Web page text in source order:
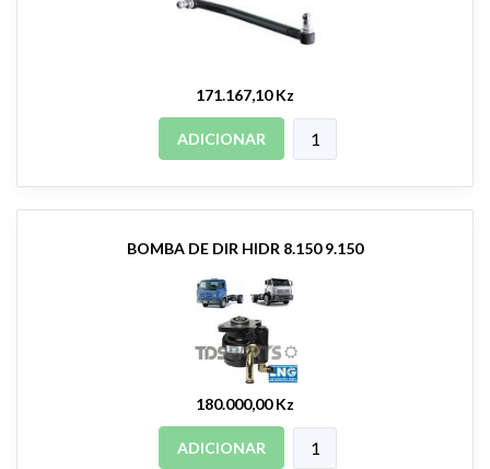
171.167,10 Kz
ADICIONAR
BOMBA DE DIR HIDR 8.150 9.150
180.000,00 Kz
ADICIONAR